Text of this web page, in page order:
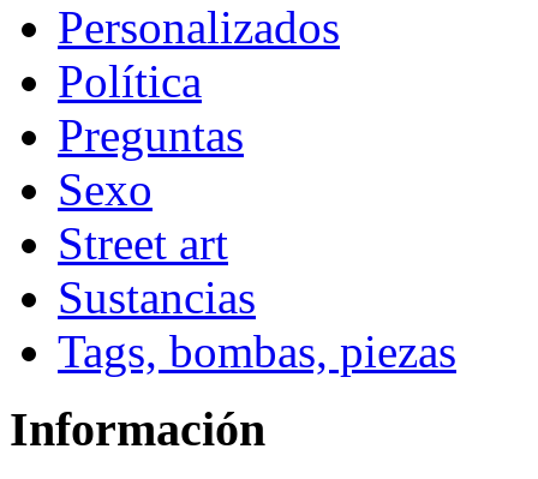
Personalizados
Política
Preguntas
Sexo
Street art
Sustancias
Tags, bombas, piezas
Información